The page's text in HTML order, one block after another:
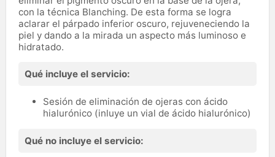
con la técnica Blanching. De esta forma se logra
aclarar el párpado inferior oscuro, rejuveneciendo la
piel y dando a la mirada un aspecto más luminoso e
hidratado.
Qué incluye el servicio:
Sesión de eliminación de ojeras con ácido
hialurónico (inluye un vial de ácido hialurónico)
Qué no incluye el servicio: